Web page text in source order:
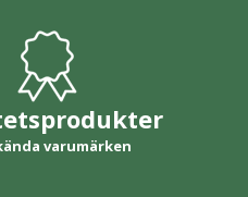
varumärken